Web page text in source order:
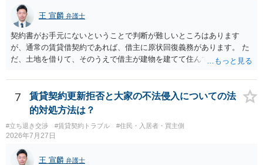
す。
王 宣麟 弁護士
契約書がお手元にないということで判断が難しいところはあります
が、通常の賃貸借契約であれば、借主に原状回復義務があります。 た
だ、土地を借りて、そのうえで借主が建物を建てて住んでいたケース
であれば、建物を収去して土地を明渡す義務は原則生じないはずで
す。 その後、建物を平屋に立て替えた場合であっても、貸主の承諾を
得ているのであれば、単純に費用を捻出した側に平屋の所有権が帰属
する、という話になるわけでもないように思います。 そのため、現
状、解体費用を負担することが明確な案件ではないため、まずは相手
に請求の根拠（なぜ当方が平屋の解体費用を負担しなければならない
のか）を確認されてみてはいかがでしょうか。
7
賃貸契約更新拒否と大家の不法侵入についての法
的対処方法は？
#立ち退き交渉 #賃貸契約トラブル #住民・入居者・買主側
2026年7月27日
王 宣麟 弁護士